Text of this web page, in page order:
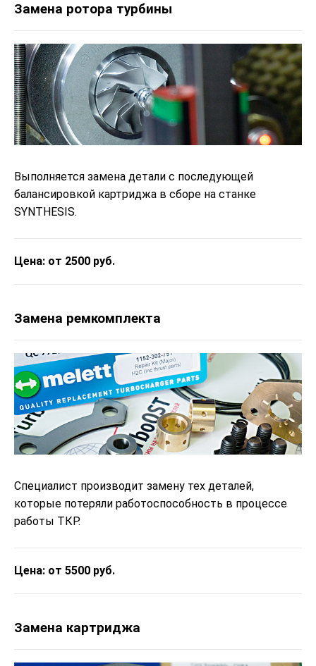
Замена ротора турбины
Выполняется замена детали с последующей
балансировкой картриджа в сборе на станке
SYNTHESIS.
Цена: от 2500 руб.
Замена ремкомплекта
Специалист производит замену тех деталей,
которые потеряли работоспособность в процессе
работы ТКР.
Цена: от 5500 руб.
Замена картриджа